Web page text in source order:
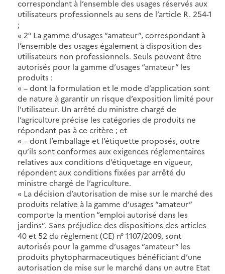
correspondant à l’ensemble des usages réservés aux
utilisateurs professionnels au sens de l’article R. 254-1
;
« 2° La gamme d’usages “amateur”, correspondant à
l’ensemble des usages également à disposition des
utilisateurs non professionnels. Seuls peuvent être
autorisés pour la gamme d’usages “amateur” les
produits :
« – dont la formulation et le mode d’application sont
de nature à garantir un risque d’exposition limité pour
l’utilisateur. Un arrêté du ministre chargé de
l’agriculture précise les catégories de produits ne
répondant pas à ce critère ; et
« – dont l’emballage et l’étiquette proposés, outre
qu’ils sont conformes aux exigences réglementaires
relatives aux conditions d’étiquetage en vigueur,
répondent aux conditions fixées par arrêté du
ministre chargé de l’agriculture.
« La décision d’autorisation de mise sur le marché des
produits relative à la gamme d’usages “amateur”
comporte la mention “emploi autorisé dans les
jardins”. Sans préjudice des dispositions des articles
40 et 52 du règlement (CE) n° 1107/2009, sont
autorisés pour la gamme d’usages “amateur” les
produits phytopharmaceutiques bénéficiant d’une
autorisation de mise sur le marché dans un autre Etat